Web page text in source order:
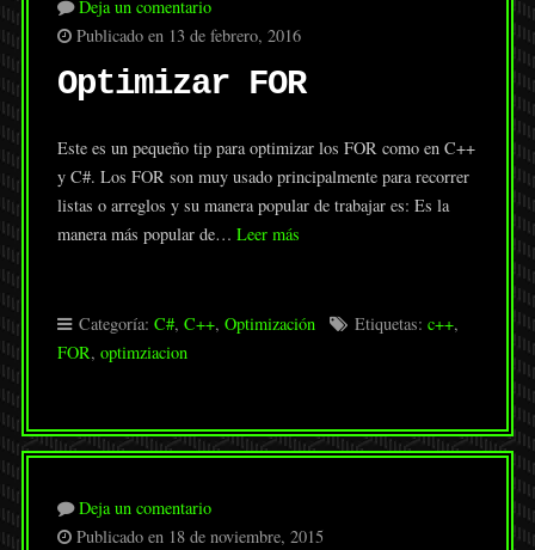
Deja un comentario
Publicado en 13 de febrero, 2016
Optimizar FOR
Este es un pequeño tip para optimizar los FOR como en C++
y C#. Los FOR son muy usado principalmente para recorrer
listas o arreglos y su manera popular de trabajar es: Es la
manera más popular de… Leer más
Categoría: C#, C++, Optimización Etiquetas: c++,
FOR, optimziacion
Deja un comentario
Publicado en 18 de noviembre, 2015